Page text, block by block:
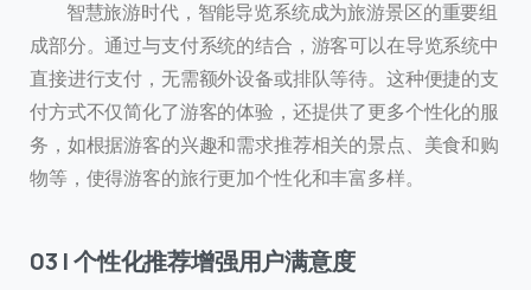
智慧旅游时代，智能导览系统成为旅游景区的重要组
成部分。通过与支付系统的结合，游客可以在导览系统中
直接进行支付，无需额外设备或排队等待。这种便捷的支
付方式不仅简化了游客的体验，还提供了更多个性化的服
务，如根据游客的兴趣和需求推荐相关的景点、美食和购
物等，使得游客的旅行更加个性化和丰富多样。
03 | 个性化推荐增强用户满意度